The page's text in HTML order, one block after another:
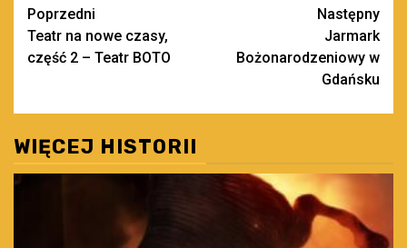
Zobacz
wpisy
Poprzedni
Teatr na nowe czasy,
część 2 – Teatr BOTO
Następny
Jarmark
Bożonarodzeniowy w
Gdańsku
WIĘCEJ HISTORII